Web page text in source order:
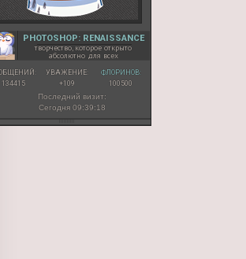
PHOTOSHOP: RENAISSANCE
творчество, которое открыто
абсолютно для всех
134415
УВАЖЕНИЕ:
+109
ФЛОРИНОВ:
100500
Последний визит:
Сегодня 09:39:18